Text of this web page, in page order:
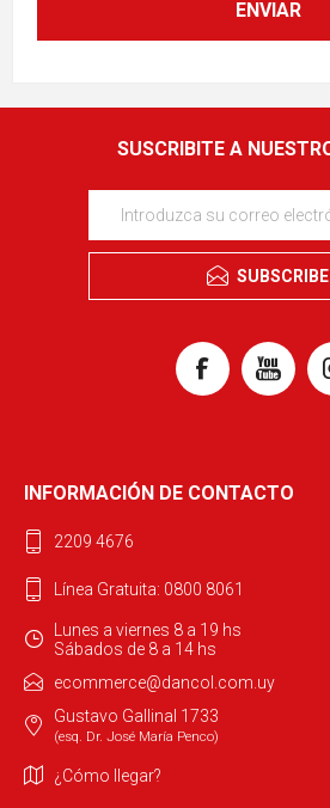
SUSCRIBITE A
SUBSCRIBE
INFORMACIÓN DE CONTACTO
2209 4676
Línea Gratuita: 0800 8061
Lunes a viernes 8 a 19 hs
Sábados de 8 a 14 hs
ecommerce@dancol.com.uy
Gustavo Gallinal 1733
(esq. Dr. José María Penco)
¿Cómo llegar?